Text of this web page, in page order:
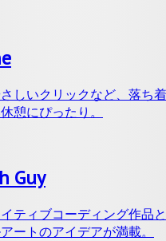
しいクリックなど、落ち
憩にぴったり。
Guy
ティブコーディング作品
ートのアイデアが満載。